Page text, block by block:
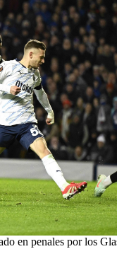
en penales por los